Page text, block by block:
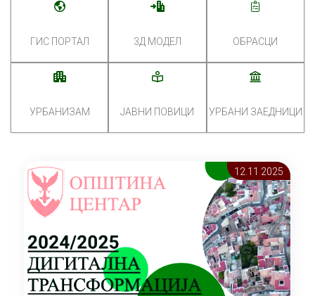
ГИС ПОРТАЛ 3Д МОДЕЛ ОБРАСЦИ
УРБАНИЗАМ ЈАВНИ ПОВИЦИ УРБАНИ ЗАЕДНИЦИ
12.11 2025